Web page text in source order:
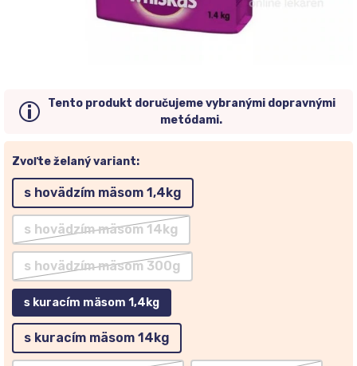
Tento produkt doručujeme vybranými dopravnými
metódami.
Zvoľte želaný variant:
s hovädzím mäsom 1,4kg
s hovädzím mäsom 14kg
s hovädzím mäsom 300g
s kuracím mäsom 1,4kg
s kuracím mäsom 14kg